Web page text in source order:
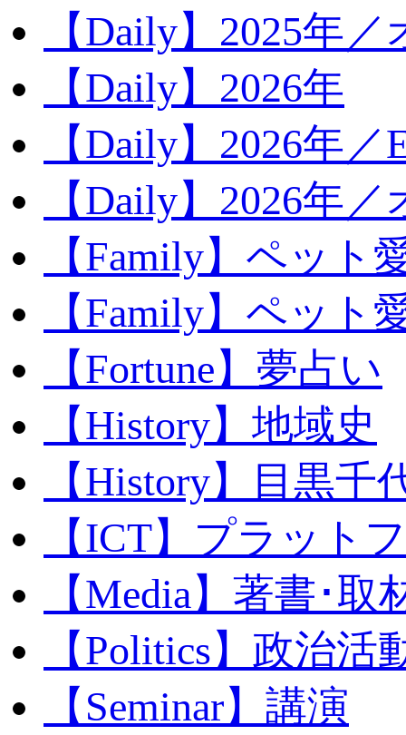
【Daily】2025年
【Daily】2026年
【Daily】2026年／
【Daily】2026年
【Family】ペット
【Family】ペット
【Fortune】夢占い
【History】地域史
【History】目黒千
【ICT】プラット
【Media】著書･取
【Politics】政治活
【Seminar】講演